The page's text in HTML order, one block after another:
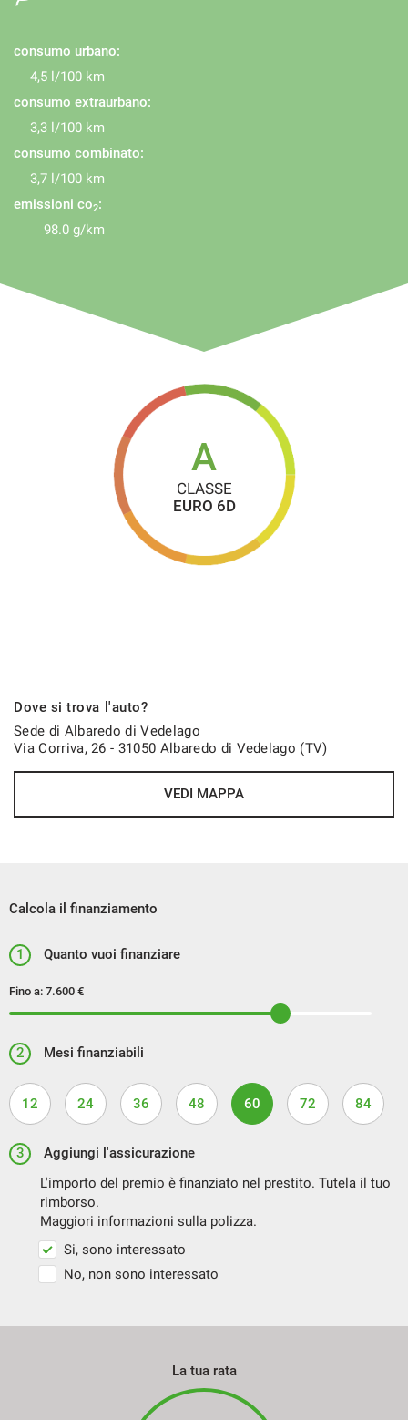
consumo urbano:
4,5 l/100 km
consumo extraurbano:
3,3 l/100 km
consumo combinato:
3,7 l/100 km
emissioni co2:
98.0 g/km
A
CLASSE
EURO 6D
Dove si trova l'auto?
Sede di Albaredo di Vedelago
Via Corriva, 26 - 31050 Albaredo di Vedelago (TV)
VEDI MAPPA
Calcola il finanziamento
1 Quanto vuoi finanziare
Fino a: 7.600 €
2 Mesi finanziabili
12 24 36 48 60 72 84
3
Aggiungi l'assicurazione
L'importo del premio è finanziato nel prestito. Tutela il tuo
rimborso.
Maggiori informazioni sulla polizza.
Si, sono interessato
No, non sono interessato
La tua rata